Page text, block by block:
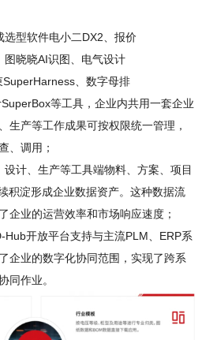
选型软件电小二DX2、报价
晓晓AI识图、电气设计
、数字母排
等工具，企业内共用一套企业
生产等工作成果可按权限统一管理，
、调用；
设计、生产等工具端物料、方案、项目
积淀形成企业数据资产。这种数据流
企业的运营效率和市场响应速度；
Hub开放平台支持与主流PLM、ERP系
企业的数字化协同范围，实现了跨系
同作业。